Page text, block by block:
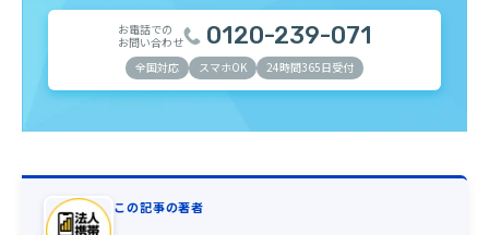
お電話での
お問い合わせ
0120-239-071
全国対応 スマホOK 24時間365日受付
この記事の著者